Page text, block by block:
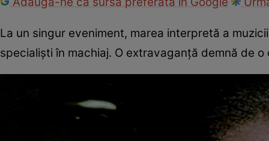
La un singur eveniment, marea interpretă a
specialiști în machiaj. O extravaganță demnă de o